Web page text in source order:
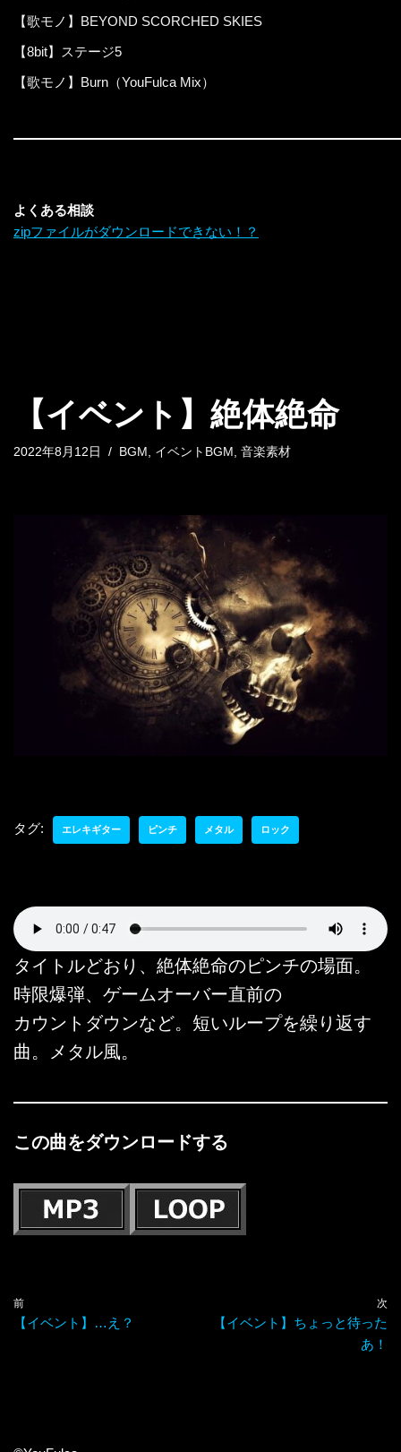
【歌モノ】BEYOND SCORCHED SKIES
【8bit】ステージ5
【歌モノ】Burn（YouFulca Mix）
よくある相談
zipファイルがダウンロードできない！？
【イベント】絶体絶命
2022年8月12日 BGM , イベントBGM , 音楽素材
タグ: エレキギター ピンチ メタル ロック
タイトルどおり、絶体絶命のピンチの場面。
時限爆弾、ゲームオーバー直前の
カウントダウンなど。短いループを繰り返す
曲。メタル風。
この曲をダウンロードする
前
【イベント】…え？
次
【イベント】ちょっと待った
あ！